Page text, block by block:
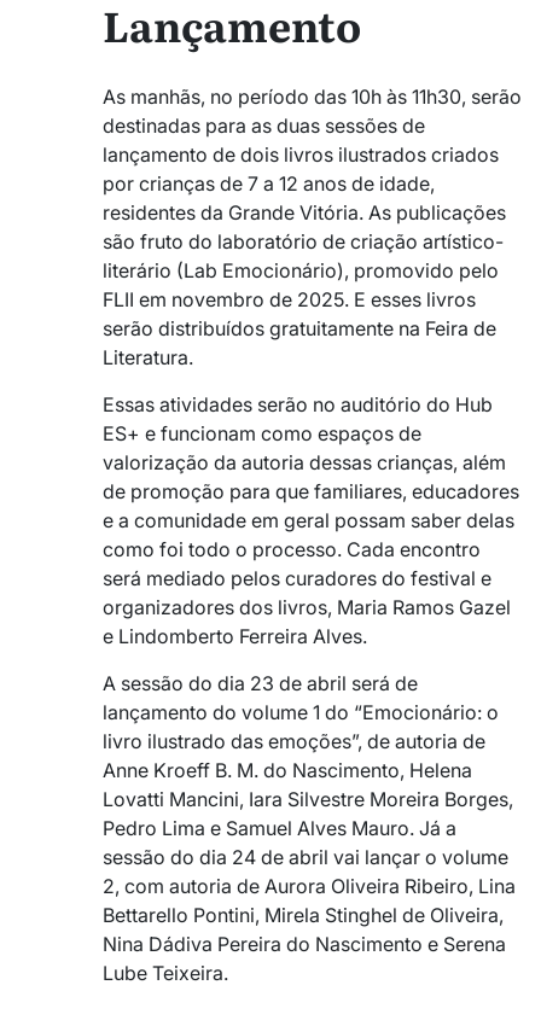
Lançamento
As manhãs, no período das 10h às 11h30, serão
destinadas para as duas sessões de
lançamento de dois livros ilustrados criados
por crianças de 7 a 12 anos de idade,
residentes da Grande Vitória. As publicações
são fruto do laboratório de criação artístico-
literário (Lab Emocionário), promovido pelo
FLII em novembro de 2025. E esses livros
serão distribuídos gratuitamente na Feira de
Literatura.
Essas atividades serão no auditório do Hub
ES+ e funcionam como espaços de
valorização da autoria dessas crianças, além
de promoção para que familiares, educadores
e a comunidade em geral possam saber delas
como foi todo o processo. Cada encontro
será mediado pelos curadores do festival e
organizadores dos livros, Maria Ramos Gazel
e Lindomberto Ferreira Alves.
A sessão do dia 23 de abril será de
lançamento do volume 1 do “Emocionário: o
livro ilustrado das emoções”, de autoria de
Anne Kroeff B. M. do Nascimento, Helena
Lovatti Mancini, Iara Silvestre Moreira Borges,
Pedro Lima e Samuel Alves Mauro. Já a
sessão do dia 24 de abril vai lançar o volume
2, com autoria de Aurora Oliveira Ribeiro, Lina
Bettarello Pontini, Mirela Stinghel de Oliveira,
Nina Dádiva Pereira do Nascimento e Serena
Lube Teixeira.